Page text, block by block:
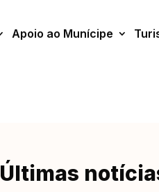
Apoio ao Munícipe
Últimas